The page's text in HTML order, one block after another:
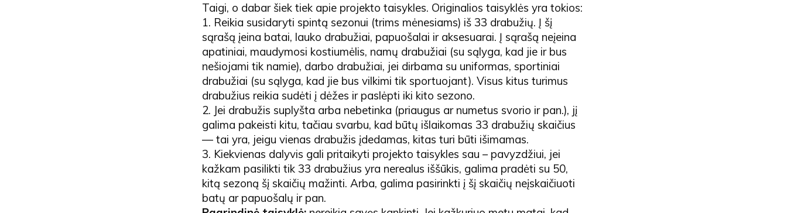
Taigi, o dabar šiek tiek apie projekto taisykles. Originalios taisyklės yra tokios:
1. Reikia susidaryti spintą sezonui (trims mėnesiams) iš 33 drabužių. Į šį
sąrašą įeina batai, lauko drabužiai, papuošalai ir aksesuarai. Į sąrašą neįeina
apatiniai, maudymosi kostiumėlis, namų drabužiai (su sąlyga, kad jie ir bus
nešiojami tik namie), darbo drabužiai, jei dirbama su uniformas, sportiniai
drabužiai (su sąlyga, kad jie bus vilkimi tik sportuojant). Visus kitus turimus
drabužius reikia sudėti į dėžes ir paslėpti iki kito sezono.
2. Jei drabužis suplyšta arba nebetinka (priaugus ar numetus svorio ir pan.), jį
galima pakeisti kitu, tačiau svarbu, kad būtų išlaikomas 33 drabužių skaičius
— tai yra, jeigu vienas drabužis įdedamas, kitas turi būti išimamas.
3. Kiekvienas dalyvis gali pritaikyti projekto taisykles sau – pavyzdžiui, jei
kažkam pasilikti tik 33 drabužius yra nerealus iššūkis, galima pradėti su 50,
kitą sezoną šį skaičių mažinti. Arba, galima pasirinkti į šį skaičių neįskaičiuoti
batų ar papuošalų ir pan.